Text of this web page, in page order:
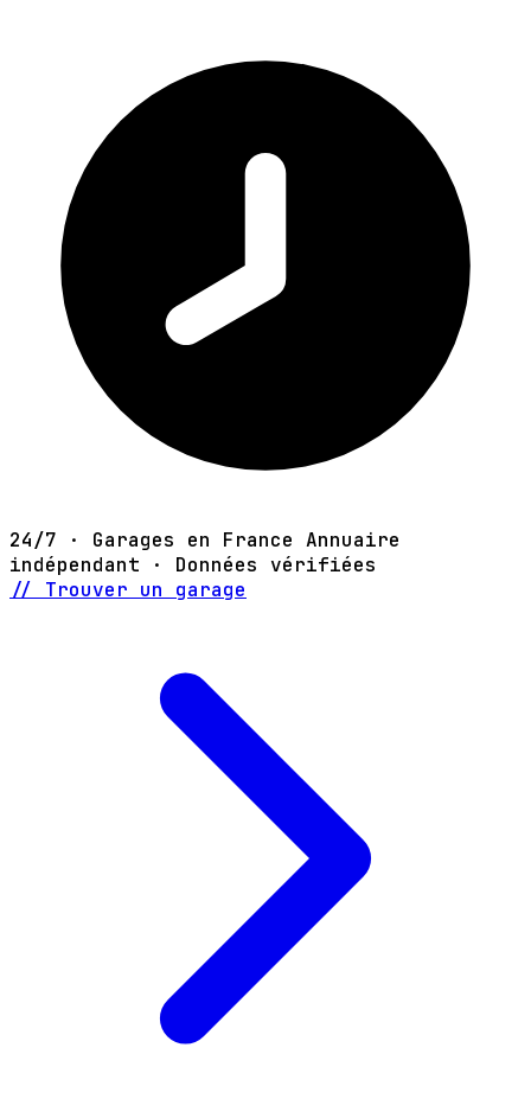
24/7 · Garages en France Annuaire
indépendant · Données vérifiées
// Trouver un garage